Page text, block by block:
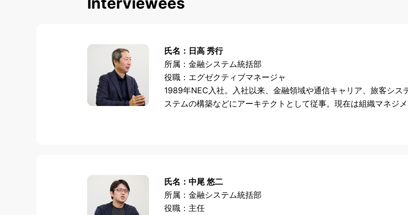
氏名：日高 秀行
所属：金融システム統括部
役職：エグゼクティブマネージャ
1989年NEC 入社。入社以来、金融領域や通信キャリア、旅客シ
ステムの構築などにアーキテクトとして従事。現在は組織マネジメ
氏名：中尾 悠二
所属：金融システム統括部
役職：主任